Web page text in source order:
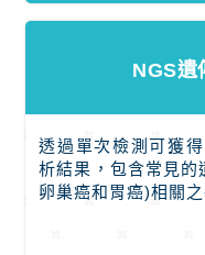
NGS遺
透過單次檢測可獲
析結果，包含常見的
卵巢癌和胃癌)相關之